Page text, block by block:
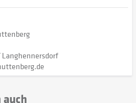
Langhennersdorf